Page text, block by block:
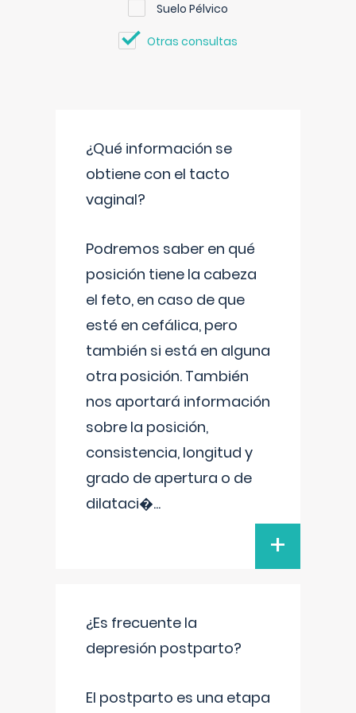
Suelo Pélvico
Otras consultas
¿Qué información se
obtiene con el tacto
vaginal?
Podremos saber en qué
posición tiene la cabeza
el feto, en caso de que
esté en cefálica, pero
también si está en alguna
otra posición. También
nos aportará información
sobre la posición,
consistencia, longitud y
grado de apertura o de
dilataci�...
+
¿Es frecuente la
depresión postparto?
El postparto es una etapa